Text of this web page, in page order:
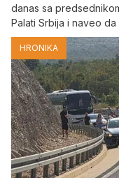
danas sa
Palati Srbija i naveo
HRONIKA